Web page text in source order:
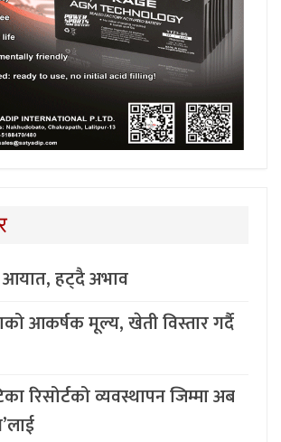
हट्दै अभाव
आकर्षक मूल्य, खेती विस्तार गर्दै
रिसोर्टको व्यवस्थापन जिम्मा अब